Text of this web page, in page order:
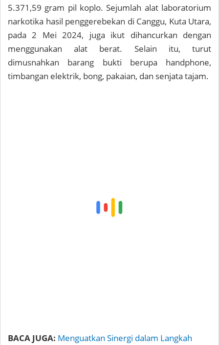
5.371,59 gram pil koplo. Sejumlah alat laboratorium
narkotika hasil penggerebekan di Canggu, Kuta Utara,
pada 2 Mei 2024, juga ikut dihancurkan dengan
menggunakan alat berat. Selain itu, turut
dimusnahkan barang bukti berupa handphone,
timbangan elektrik, bong, pakaian, dan senjata tajam.
BACA JUGA: Menguatkan Sinergi dalam Langkah